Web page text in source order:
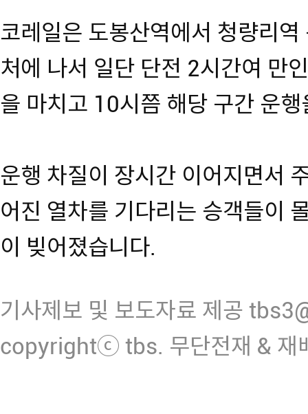
코레일은 도봉산역에서 청량리
처에 나서 일단 단전 2시간여 만
을 마치고 10시쯤 해당 구간 운
운행 차질이 장시간 이어지면서
어진 열차를 기다리는 승객들이
이 빚어졌습니다.
기사제보 및 보도자료 제공
copyrightⓒ tbs. 무단전재 & 재